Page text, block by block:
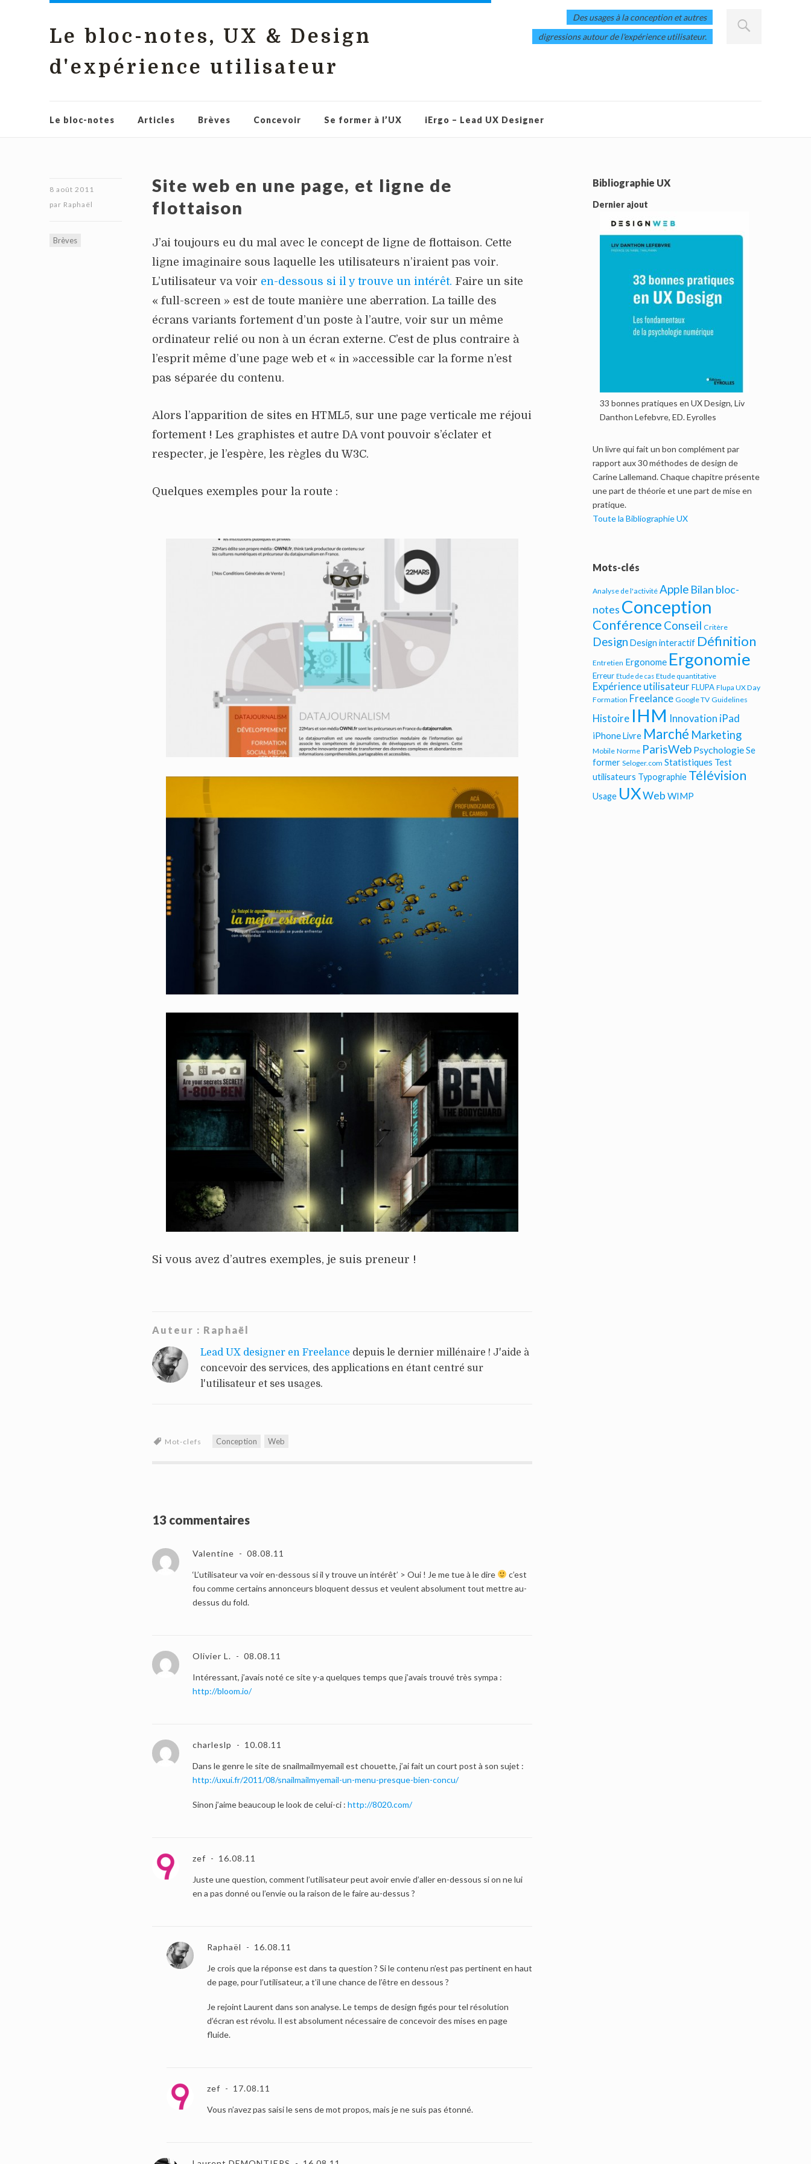
Le bloc-notes, UX & Design
d'expérience utilisateur
Des usages à la conception et autres
digressions autour de l'expérience utilisateur.
Le bloc-notes Articles Brèves Concevoir Se former à l’UX iErgo – Lead UX Designer
8 août 2011
par Raphaël
Brèves
Site web en une page, et ligne de
flottaison
J’ai toujours eu du mal avec le concept de ligne de flottaison. Cette
ligne imaginaire sous laquelle les utilisateurs n’iraient pas voir.
L’utilisateur va voir en-dessous si il y trouve un intérêt. Faire un site
« full-screen » est de toute manière une aberration. La taille des
écrans variants fortement d’un poste à l’autre, voir sur un même
ordinateur relié ou non à un écran externe. C’est de plus contraire à
l’esprit même d’une page web et « in »accessible car la forme n’est
pas séparée du contenu.
Alors l’apparition de sites en HTML5, sur une page verticale me réjoui
fortement ! Les graphistes et autre DA vont pouvoir s’éclater et
respecter, je l’espère, les règles du W3C.
Quelques exemples pour la route :
Si vous avez d’autres exemples, je suis preneur !
Auteur : Raphaël
Lead UX designer en Freelance depuis le dernier millénaire ! J'aide à
concevoir des services, des applications en étant centré sur
l'utilisateur et ses usages.
Mot-clefs Conception Web
13 commentaires
Valentine 08.08.11
‘L’utilisateur va voir en-dessous si il y trouve un intérêt’ > Oui ! Je me tue à le dire
c’est
fou comme certains annonceurs bloquent dessus et veulent absolument tout mettre au-
dessus du fold.
Olivier L. 08.08.11
Intéressant, j’avais noté ce site y-a quelques temps que j’avais trouvé très sympa :
http://bloom.io/
charleslp 10.08.11
Dans le genre le site de snailmailmyemail est chouette, j’ai fait un court post à son sujet :
http://uxui.fr/2011/08/snailmailmyemail-un-menu-presque-bien-concu/
Sinon j’aime beaucoup le look de celui-ci : http://8020.com/
zef 16.08.11
Juste une question, comment l’utilisateur peut avoir envie d’aller en-dessous si on ne lui
en a pas donné ou l’envie ou la raison de le faire au-dessus ?
Raphaël 16.08.11
Je crois que la réponse est dans ta question ? Si le contenu n’est pas pertinent en haut
de page, pour l’utilisateur, a t’il une chance de l’être en dessous ?
Je rejoint Laurent dans son analyse. Le temps de design figés pour tel résolution
d’écran est révolu. Il est absolument nécessaire de concevoir des mises en page
fluide.
zef 17.08.11
Vous n’avez pas saisi le sens de mot propos, mais je ne suis pas étonné.
Bibliographie UX
Dernier ajout
33 bonnes pratiques en UX Design, Liv
Danthon Lefebvre, ED. Eyrolles
Un livre qui fait un bon complément par
rapport aux 30 méthodes de design de
Carine Lallemand. Chaque chapitre présente
une part de théorie et une part de mise en
pratique.
Toute la Bibliographie UX
Mots-clés
Analyse de l'activité Apple Bilan bloc-
notes Conception
Conférence Conseil Critère
Design Design interactif Définition
Entretien Ergonome Ergonomie
Erreur Etude de cas Etude quantitative
Expérience utilisateur FLUPA Flupa UX Day
Formation Freelance Google TV Guidelines
Histoire IHM Innovation iPad
iPhoneLivre Marché Marketing
Mobile Norme ParisWeb PsychologieSe
former Seloger.com Statistiques Test
utilisateurs Typographie Télévision
Usage UXWeb WIMP